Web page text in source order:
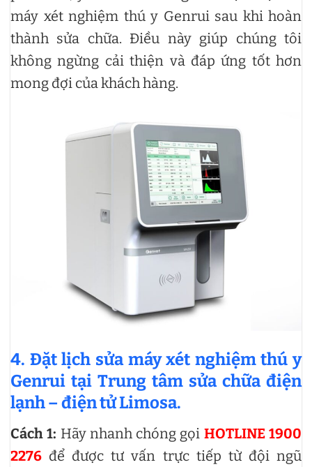
máy xét nghiệm thú y Genrui sau khi hoàn
thành sửa chữa. Điều này giúp chúng tôi
không ngừng cải thiện và đáp ứng tốt hơn
mong đợi của khách hàng.
4. Đặt lịch sửa máy xét nghiệm thú y
Genrui tại Trung tâm sửa chữa điện
lạnh – điện tử Limosa.
Cách 1: Hãy nhanh chóng gọi HOTLINE 1900
2276 để được tư vấn trực tiếp từ đội ngũ